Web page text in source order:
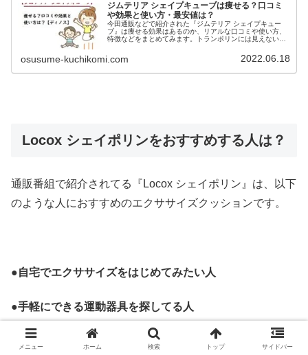
ジムテリア シェイプキューブは痩せる？口コミ
や効果と使い方・最安値は？
今田通販などで紹介された『ジムテリア シェイプキュー
ブ』は痩せる効果はあるのか、リアルな口コミや使い方、
特徴などをまとめてみます。トランポリンには見えないデ
osusume-kuchikomi.com 2022.06.18
Locox シェイポリンをおすすめする人は？
通販番組で紹介されてる『Locox シェイポリン』は、以下
のような人におすすめのエクササイズクッションです。
●自宅でエクササイズをはじめてみたい人
●手軽にできる運動器具を探してる人
●体幹や体力を鍛えたい人
メニュー ホーム 検索 トップ サイドバー